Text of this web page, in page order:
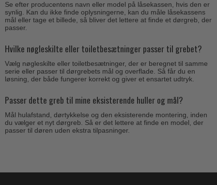
Se efter producentens navn eller model på låsekassen, hvis den er
synlig. Kan du ikke finde oplysningerne, kan du måle låsekassens
mål eller tage et billede, så bliver det lettere at finde et dørgreb, der
passer.
Hvilke nøgleskilte eller toiletbesætninger passer til grebet?
Vælg nøgleskilte eller toiletbesætninger, der er beregnet til samme
serie eller passer til dørgrebets mål og overflade. Så får du en
løsning, der både fungerer korrekt og giver et ensartet udtryk.
Passer dette greb til mine eksisterende huller og mål?
Mål hulafstand, dørtykkelse og den eksisterende montering, inden
du vælger et nyt dørgreb. Så er det lettere at finde en model, der
passer til døren uden ekstra tilpasninger.